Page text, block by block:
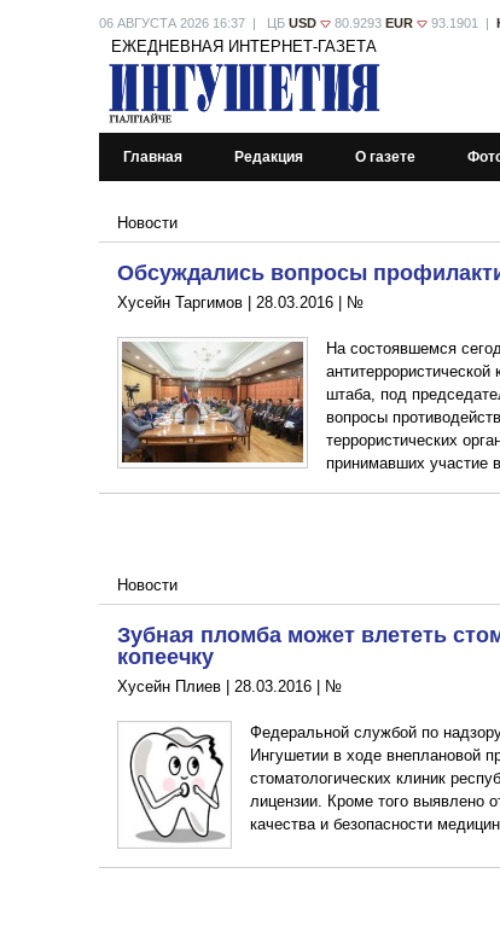
06 АВГУСТА 2026 16:37 | ЦБ USD 80.9293 EUR 93.1901 |
ЕЖЕДНЕВНАЯ ИНТЕРНЕТ-ГАЗЕТА
Главная Редакция О газете
Новости
Обсуждались вопросы
Хусейн Таргимов | 28.03.2016 №
На состоявшемся
антитеррористической
штаба, под
вопросы
террористических
принимавших участие
Новости
Зубная пломба может влететь
копеечку
Хусейн Плиев | 28.03.2016 №
Федеральной службой по
Ингушетии в ходе внеплановой
стоматологических клиник
лицензии. Кроме того выявлено
качества и безопасности